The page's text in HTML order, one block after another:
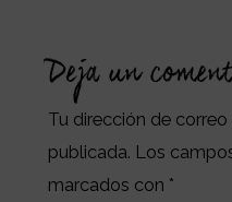
Deja un
Tu dirección de
publicada. Los
marcados con *